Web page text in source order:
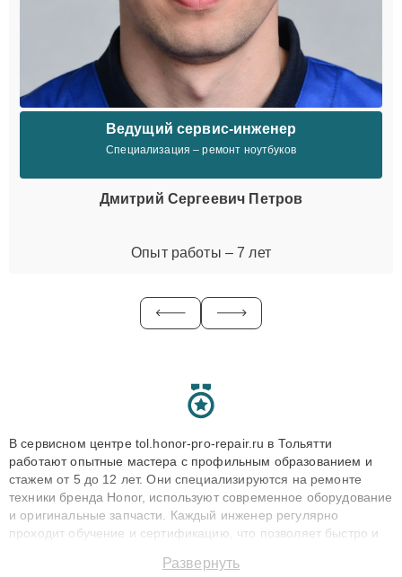
Ведущий сервис-инженер
Специализация – ремонт ноутбуков
Дмитрий Сергеевич Петров
Опыт работы – 7 лет
В сервисном центре tol.honor-pro-repair.ru в Тольятти
работают опытные мастера с профильным образованием и
стажем от 5 до 12 лет. Они специализируются на ремонте
техники бренда Honor, используют современное оборудование
и оригинальные запчасти. Каждый инженер регулярно
проходит обучение и сертификацию, что позволяет быстро и
сохранением гарантии до 3 лет. Наши мастера решают
Развернуть